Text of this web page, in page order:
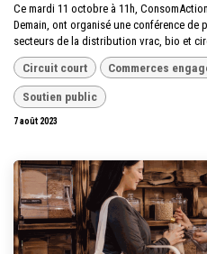
Ce mardi 11 octobre à 11h,
Demain, ont organisé une conférence de
secteurs de la distribution vrac, bio et
Circuit court Commerces
Soutien public
7 août 2023